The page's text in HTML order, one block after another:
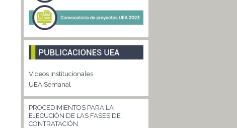
Videos Institucionales
UEA Semanal
PROCEDIMIENTOS PARA LA
EJECUCIÓN DE LAS FASES DE
CONTRATACIÓN